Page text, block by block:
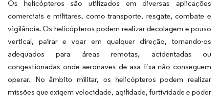
Os helicópteros são utilizados em diversas aplicações
comerciais e militares, como transporte, resgate, combate e
vigilância. Os helicópteros podem realizar decolagem e pouso
vertical, pairar e voar em qualquer direção, tornando-os
adequados para áreas remotas, acidentadas ou
congestionadas onde aeronaves de asa fixa não conseguem
operar. No âmbito militar, os helicópteros podem realizar
missões que exigem velocidade, agilidade, furtividade e poder